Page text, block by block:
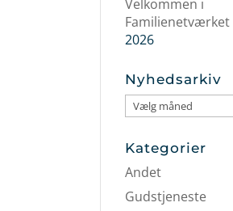
Velkommen i
Familienetværket
2026
Nyhedsarkiv
Nyhedsarkiv
Kategorier
Andet
Gudstjeneste